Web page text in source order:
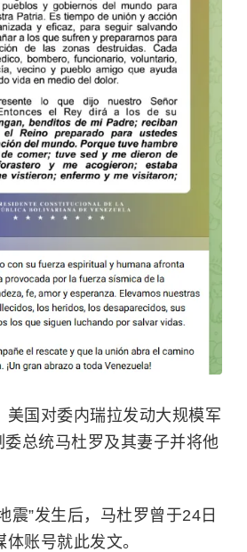
美国对委内瑞拉发动大规模军
总统马杜罗及其妻子并将他
震”发生后，马杜罗曾于24日
账号就此发文。